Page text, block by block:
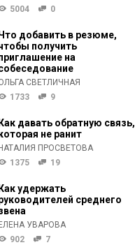
5004 0
добавить в резюме,
получить
на
СВЕТЛИЧНАЯ
1733
9
Как давать обратную связь,
не ранит
НАТАЛИЯ ПРОСВЕТОВА
1375
19
Как удержать
среднего
ЕЛЕНА УВАРОВА
902
7